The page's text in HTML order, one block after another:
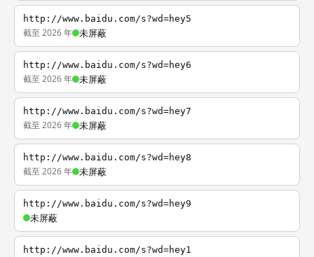
http://www.baidu.com/s?wd=hey5
截至 2026 年 未屏蔽
http://www.baidu.com/s?wd=hey6
截至 2026 年 未屏蔽
http://www.baidu.com/s?wd=hey7
截至 2026 年 未屏蔽
http://www.baidu.com/s?wd=hey8
截至 2026 年 未屏蔽
http://www.baidu.com/s?wd=hey9
未屏蔽
http://www.baidu.com/s?wd=hey1